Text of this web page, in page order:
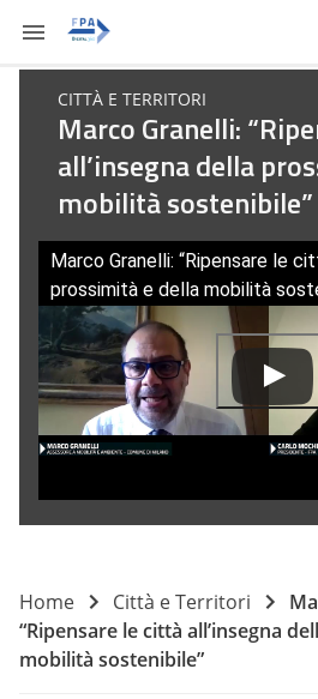
CITTÀ E TERRITORI
Marco Granelli:
all’insegna della
mobilità sostenibile”
Marco Granelli: “Ripensare le
prossimità e della mobilità
Home Città e Territori
“Ripensare le città all’insegna
mobilità sostenibile”